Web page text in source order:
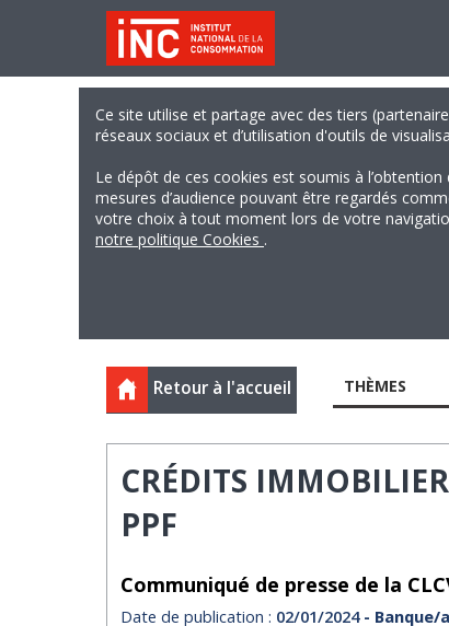
Ce site utilise et partage avec des tiers
réseaux sociaux et d’utilisation d'outils de
Le dépôt de ces cookies est soumis à
mesures d’audience pouvant être regardés
votre choix à tout moment lors de votre
notre politique Cookies .
Retour à l'accueil THÈMES
CRÉDITS
PPF
Communiqué de presse de la
Date de publication : 02/01/2024 - Banque/